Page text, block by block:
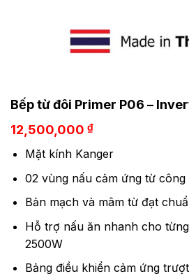
Bếp từ đôi Primer P06 –
12,500,000 ₫
Mặt kính Kanger
02 vùng nấu cảm ứng từ
Bản mạch và mâm từ đạt
Hỗ trợ nấu ăn nhanh cho
2500W
Bảng điều khiển cảm ứng